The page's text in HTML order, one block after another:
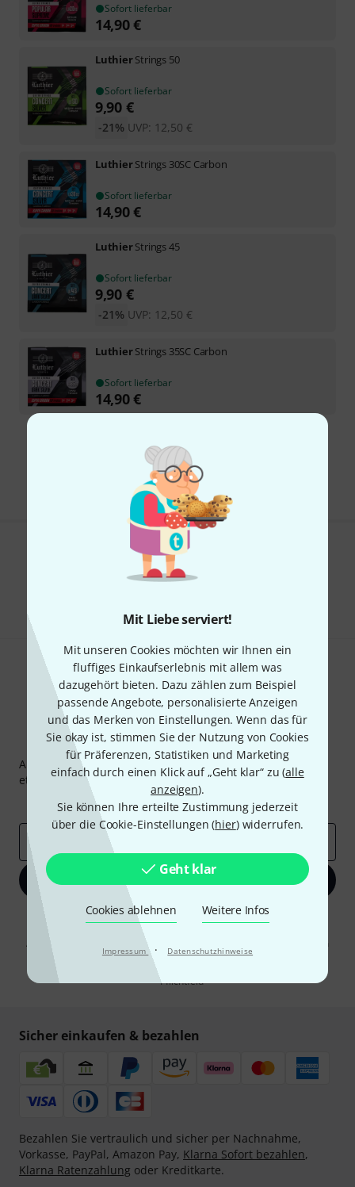
Mit Liebe serviert!
Mit unseren Cookies möchten wir Ihnen ein
fluffiges Einkaufserlebnis mit allem was
dazugehört bieten. Dazu zählen zum Beispiel
passende Angebote, personalisierte Anzeigen
und das Merken von Einstellungen. Wenn das für
Sie okay ist, stimmen Sie der Nutzung von Cookies
für Präferenzen, Statistiken und Marketing
einfach durch einen Klick auf „Geht klar“ zu (alle
anzeigen).
Sie können Ihre erteilte Zustimmung jederzeit
über die Cookie-Einstellungen (hier) widerrufen.
Geht klar
Cookies ablehnen Weitere Infos
Impressum · Datenschutzhinweise
Sofort lieferbar
14,90€
LuthierStrings 50
Sofort lieferbar
9,90 €
UVP: 12,50 €
-21%
LuthierStrings 30SC Carbon
Sofort lieferbar
14,90€
LuthierStrings 45
Sofort lieferbar
9,90 €
UVP: 12,50 €
-21%
LuthierStrings 35SC Carbon
Sofort lieferbar
14,90€
Kostenloser Versand ab 29 €
Alle Preise inkl. MwSt.
Gefällt Ihnen, was Sie sehen?
Thomann Newsletter
Abonniere den Thomann Newsletter und gewinne mit
etwas Glück einen von50 Gutscheinenüber jeweils50€
Inspirierende Beiträge
Deals Thomann Insights
E-Mail-Adresse
Mit Klick auf „Jetzt anmelden“ stimmen Sie dem Erhalt von E-Mail-
Werbung und einer Messung des E-Mail-Nutzungsverhaltens zu. Die
Abmeldung ist jederzeit möglich. Weitere Informationen finden Sie in
unserenDatenschutzhinweisen.
* Pflichtfeld
Sicher einkaufen & bezahlen
Bezahlen Sie vertraulich und sicher per Nachnahme,
Vorkasse, PayPal, Amazon Pay, Klarna Sofort bezahlen,
Klarna Ratenzahlung oder Kreditkarte.